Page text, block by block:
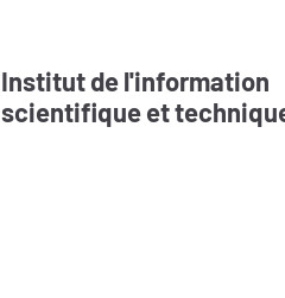
Institut de l'information
scientifique et